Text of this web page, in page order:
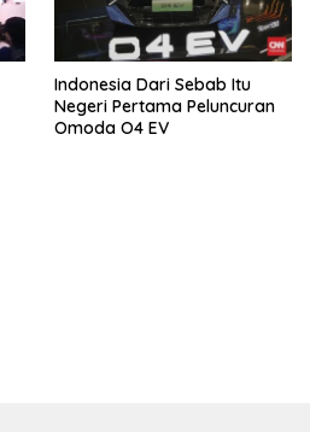
Indonesia Dari Sebab Itu
Negeri Pertama Peluncuran
Omoda O4 EV